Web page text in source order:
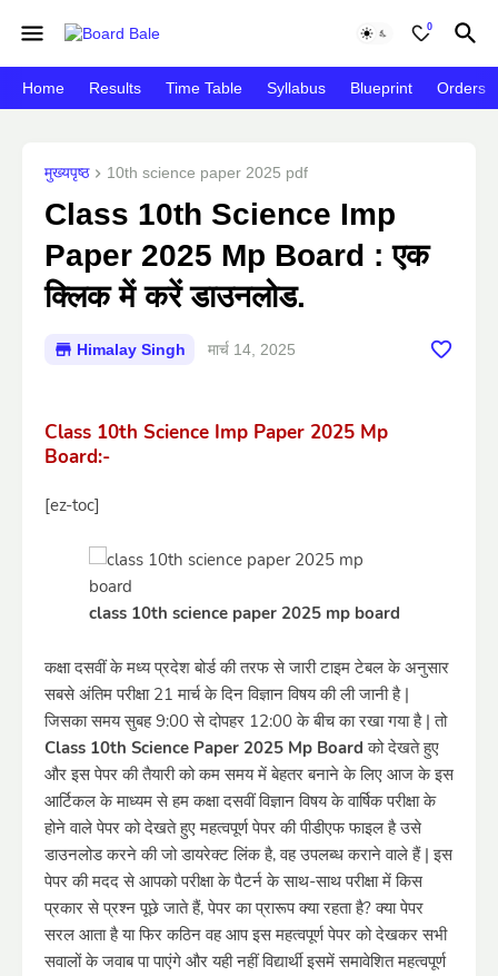
0
Home Results Time Table Syllabus Blueprint Orders
मुख्यपृष्ठ 10th science paper 2025 pdf
Class 10th Science Imp
Paper 2025 Mp Board : एक
क्लिक में करें डाउनलोड.
Himalay Singh मार्च 14, 2025
Class 10th Science Imp Paper 2025 Mp
Board:-
[ez-toc]
class 10th science paper 2025 mp board
कक्षा दसवीं के मध्य प्रदेश बोर्ड की तरफ से जारी टाइम टेबल के अनुसार
सबसे अंतिम परीक्षा 21 मार्च के दिन विज्ञान विषय की ली जानी है |
जिसका समय सुबह 9:00 से दोपहर 12:00 के बीच का रखा गया है | तो
Class 10th Science Paper 2025 Mp Boardको देखते हुए
और इस पेपर की तैयारी को कम समय में बेहतर बनाने के लिए आज के इस
आर्टिकल के माध्यम से हम कक्षा दसवीं विज्ञान विषय के वार्षिक परीक्षा के
होने वाले पेपर को देखते हुए महत्वपूर्ण पेपर की पीडीएफ फाइल है उसे
डाउनलोड करने की जो डायरेक्ट लिंक है, वह उपलब्ध कराने वाले हैं | इस
पेपर की मदद से आपको परीक्षा के पैटर्न के साथ-साथ परीक्षा में किस
प्रकार से प्रश्न पूछे जाते हैं, पेपर का प्रारूप क्या रहता है? क्या पेपर
सरल आता है या फिर कठिन वह आप इस महत्वपूर्ण पेपर को देखकर सभी
सवालों के जवाब पा पाएंगे और यही नहीं विद्यार्थी इसमें समावेशित महत्वपूर्ण